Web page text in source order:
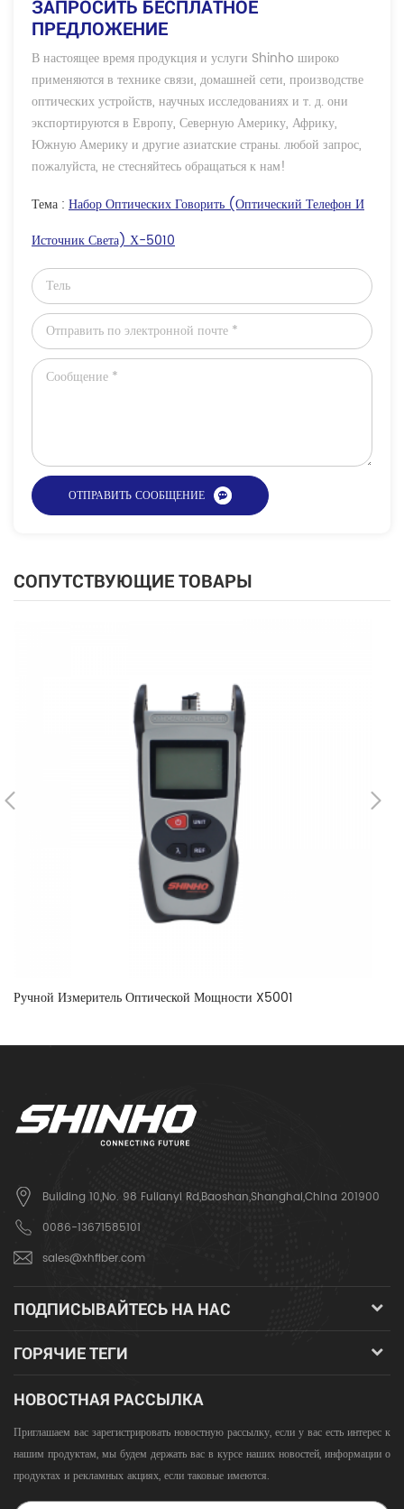
ЗАПРОСИТЬ БЕСПЛАТНОЕ
ПРЕДЛОЖЕНИЕ
В настоящее время продукция и услуги Shinho широко
применяются в технике связи, домашней сети, производстве
оптических устройств, научных исследованиях и т. д. они
экспортируются в Европу, Северную Америку, Африку,
Южную Америку и другие азиатские страны. любой запрос,
пожалуйста, не стесняйтесь обращаться к нам!
Тема : Набор Оптических Говорить (оптический Телефон И
Источник Света) Х-5010
СОПУТСТВУЮЩИЕ ТОВАРЫ
Ручной Измеритель Оптической Мощности X5001
Building 10,No. 98 Fulianyi Rd,Baoshan,Shanghai,China 201900
0086-13671585101
sales@xhfiber.com
ПОДПИСЫВАЙТЕСЬ НА НАС
ГОРЯЧИЕ ТЕГИ
НОВОСТНАЯ РАССЫЛКА
Приглашаем вас зарегистрировать новостную рассылку, если у вас есть интерес к
нашим продуктам, мы будем держать вас в курсе наших новостей, информации о
продуктах и ​​рекламных акциях, если таковые имеются.